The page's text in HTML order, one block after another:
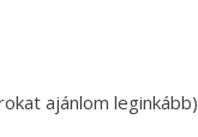
ajánlom leginkább)